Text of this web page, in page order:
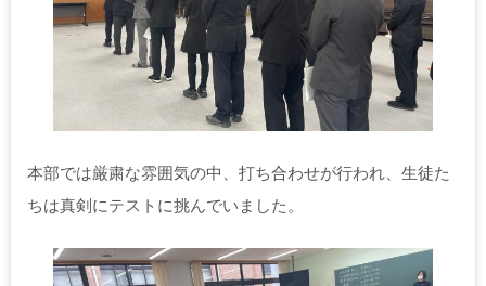
本部では厳粛な雰囲気の中、打ち合わせが行われ、生徒た
ちは真剣にテストに挑んでいました。